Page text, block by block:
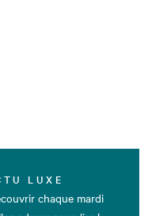
LUXE
chaque mardi